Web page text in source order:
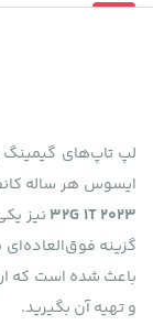
لپ تاپ‌های گیمینگ
ایسوس هر ساله
32G 1T 2023
باعث شده است که
و تهیه آن بگیرید.